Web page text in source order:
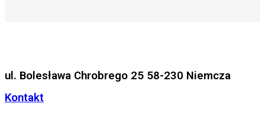
ul. Bolesława Chrobrego 25 58-230 Niemcza
Kontakt